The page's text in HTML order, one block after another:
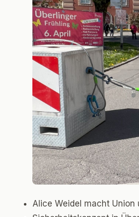
Alice Weidel macht